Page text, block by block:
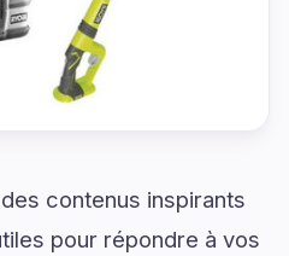
contenus inspirants
pour répondre à vos